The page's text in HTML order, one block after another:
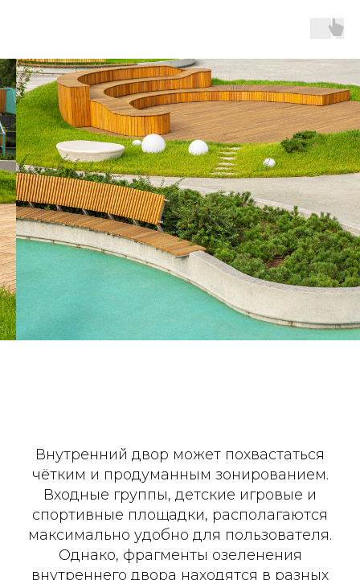
Внутренний двор может похвастаться
чётким и продуманным зонированием.
Входные группы, детские игровые и
спортивные площадки, располагаются
максимально удобно для пользователя.
Однако, фрагменты озеленения
внутреннего двора находятся в разных